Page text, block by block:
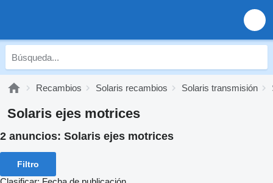
Recambios Solaris recambios Solaris transmisión
Solaris ejes motrices
2 anuncios: Solaris ejes motrices
Filtro